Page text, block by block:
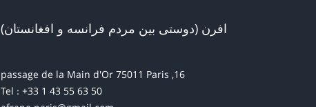
افرن (دوستی بین مردم فرانسه و افغانستان)
16, passage de la Main d'Or 75011 Paris
Tel : +33 1 43 55 63 50